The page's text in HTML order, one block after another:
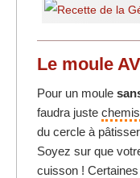
Le moule
Pour un moule
faudra juste
du cercle à
Soyez sur que
cuisson !